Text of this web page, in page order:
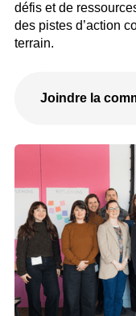
défis et de
des pistes d’action
terrain.
Joindre la